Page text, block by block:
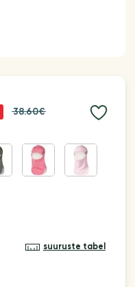
38.60€
suuruste tabel